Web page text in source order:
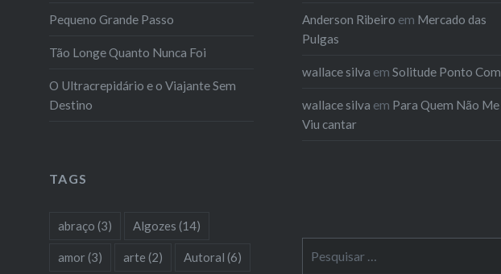
Pequeno Grande Passo
Tão Longe Quanto Nunca Foi
O Ultracrepidário e o Viajante Sem
Destino
Anderson Ribeiro em Mercado das
Pulgas
wallace silva em Solitude Ponto Com
wallace silva em Para Quem Não Me
Viu cantar
TAGS
abraço (3) Algozes (14)
amor(3) arte (2) Autoral (6)
por: